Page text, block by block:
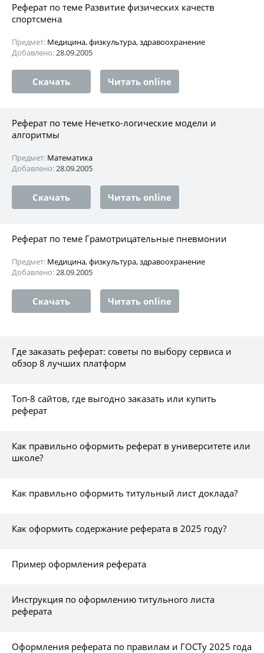
Реферат по теме Развитие физических качеств
спортсмена
Предмет: Медицина, физкультура, здравоохранение
Добавлено:28.09.2005
Скачать Читать online
Реферат по теме Нечетко-логические модели и
алгоритмы
Предмет: Математика
Добавлено:28.09.2005
Скачать Читать online
Реферат по теме Грамотрицательные пневмонии
Предмет: Медицина, физкультура, здравоохранение
Добавлено:28.09.2005
Скачать Читать online
Где заказать реферат: советы по выбору сервиса и
обзор 8 лучших платформ
Топ-8 сайтов, где выгодно заказать или купить
реферат
Как правильно оформить реферат в университете или
школе?
Как правильно оформить титульный лист доклада?
Как оформить содержание реферата в 2025 году?
Пример оформления реферата
Инструкция по оформлению титульного листа
реферата
Оформления реферата по правилам и ГОСТу 2025 года